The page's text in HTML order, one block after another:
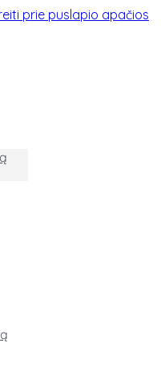
prie puslapio apačios